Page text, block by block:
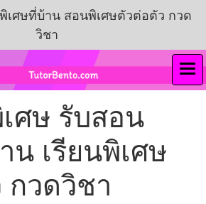
เศษที่บ้าน สอนพิเศษตัวต่อตัว กวด
วิชา
ศษ รับสอน
น เรียนพิเศษ
วดวิชา